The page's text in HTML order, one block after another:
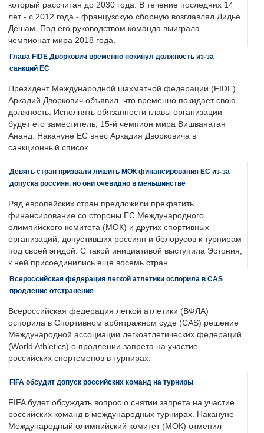
который рассчитан до 2030 года. В течение последних 14
лет - с 2012 года - французскую сборную возглавлял Дидье
Дешам. Под его руководством команда выиграла
чемпионат мира 2018 года.
Глава FIDE Дворкович временно покинул должность из-за
санкций ЕС
Президент Международной шахматной федерации (FIDE)
Аркадий Дворкович объявил, что временно покидает свою
должность. Исполнять обязанности главы организации
будет его заместитель, 15-й чемпион мира Вишванатан
Ананд. Накануне ЕС внес Аркадия Дворковича в
санкционный список.
Девять стран призвали лишить МОК финансирования ЕС из-за
допуска россиян, но они очевидно в меньшинстве
Ряд европейских стран предложили прекратить
финансирование со стороны ЕС Международного
олимпийского комитета (МОК) и других спортивных
организаций, допустивших россиян и белорусов к турнирам
под своей эгидой. С такой инициативой выступила Эстония,
к ней присоединились еще восемь стран.
Всероссийская федерация легкой атлетики оспорила в CAS
продление отстранения
Всероссийская федерация легкой атлетики (ВФЛА)
оспорила в Спортивном арбитражном суде (CAS) решение
Международной ассоциации легкоатлетических федераций
(World Athletics) о продлении запрета на участие
российских спортсменов в турнирах.
FIFA обсудит допуск российских команд на турниры
FIFA будет обсуждать вопрос о снятии запрета на участие
российских команд в международных турнирах. Накануне
Международный олимпийский комитет (МОК) отменил